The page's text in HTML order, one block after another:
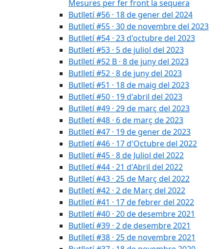
Mesures per fer front la sequera
Butlletí #56 · 18 de gener del 2024
Butlletí #55 · 30 de novembre del 2023
Butlletí #54 · 23 d'octubre del 2023
Butlletí #53 · 5 de juliol del 2023
Butlletí #52 B · 8 de juny del 2023
Butlletí #52 · 8 de juny del 2023
Butlletí #51 · 18 de maig del 2023
Butlletí #50 · 19 d'abril del 2023
Butlletí #49 · 29 de març del 2023
Butlletí #48 · 6 de març de 2023
Butlletí #47 · 19 de gener de 2023
Butlletí #46 · 17 d'Octubre del 2022
Butlletí #45 · 8 de Juliol del 2022
Butlletí #44 · 21 d'Abril del 2022
Butlletí #43 · 25 de Març del 2022
Butlletí #42 · 2 de Març del 2022
Butlletí #41 · 17 de febrer del 2022
Butlletí #40 · 20 de desembre 2021
Butlletí #39 · 2 de desembre 2021
Butlletí #38 · 25 de novembre 2021